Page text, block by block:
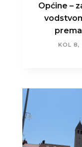
Općine –
KOL